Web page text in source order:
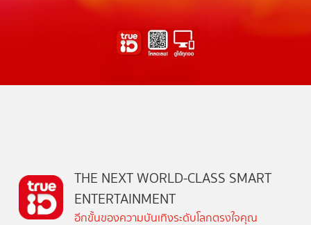
THE NEXT WORLD-CLASS SMART
ENTERTAINMENT
อีกขั้นของความบันเทิงระดับโลกตรงใจคุณ